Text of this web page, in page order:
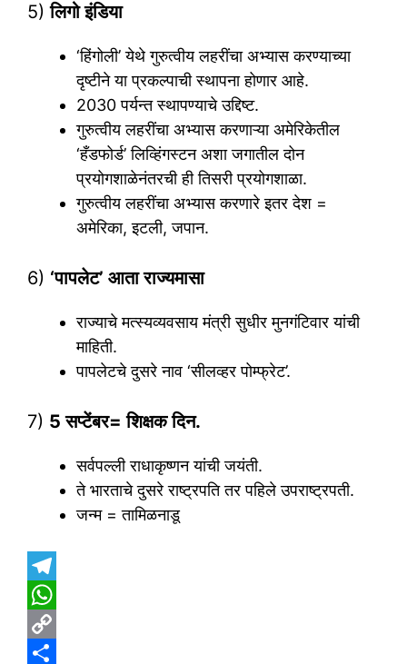
5)लिगो इंडिया
‘हिंगोली’ येथे गुरुत्वीय लहरींचा अभ्यास करण्याच्या
दृष्टीने या प्रकल्पाची स्थापना होणार आहे.
2030 पर्यन्त स्थापण्याचे उद्दिष्ट.
गुरुत्वीय लहरींचा अभ्यास करणाऱ्या अमेरिकेतील
‘हँडफोर्ड’ लिव्हिंगस्टन अशा जगातील दोन
प्रयोगशाळेनंतरची ही तिसरी प्रयोगशाळा.
गुरुत्वीय लहरींचा अभ्यास करणारे इतर देश =
अमेरिका, इटली, जपान.
6) ‘पापलेट’ आता राज्यमासा
राज्याचे मत्स्यव्यवसाय मंत्री सुधीर मुनगंटिवार यांची
माहिती.
पापलेटचे दुसरे नाव ‘सीलव्हर पोम्फ्रेट’.
7) 5 सप्टेंबर= शिक्षक दिन.
सर्वपल्ली राधाकृष्णन यांची जयंती.
ते भारताचे दुसरे राष्ट्रपति तर पहिले उपराष्ट्रपती.
जन्म = तामिळनाडू
T
e
W
h
C